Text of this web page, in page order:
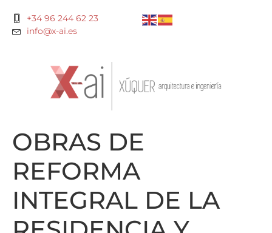
+34 96 244 62 23
info@x-ai.es
OBRAS DE
REFORMA
INTEGRAL DE LA